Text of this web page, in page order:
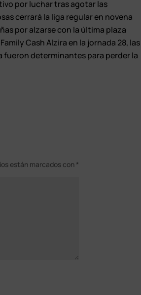
por luchar tras agotar las
cerrará la liga regular en novena
por alzarse con la última plaza
Cash Alzira en la jornada 28, las
fueron determinantes para perder la
están marcados con *